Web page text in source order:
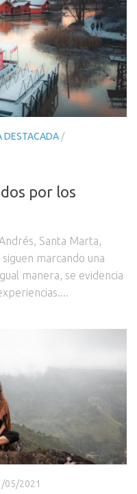
DESTACADA /
por los
Santa Marta,
marcando una
manera, se evidencia
05/2021